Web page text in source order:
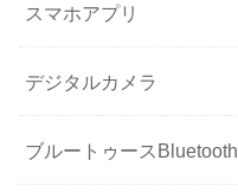
スマホアプリ
デジタルカメラ
ブルートゥースBluetooth